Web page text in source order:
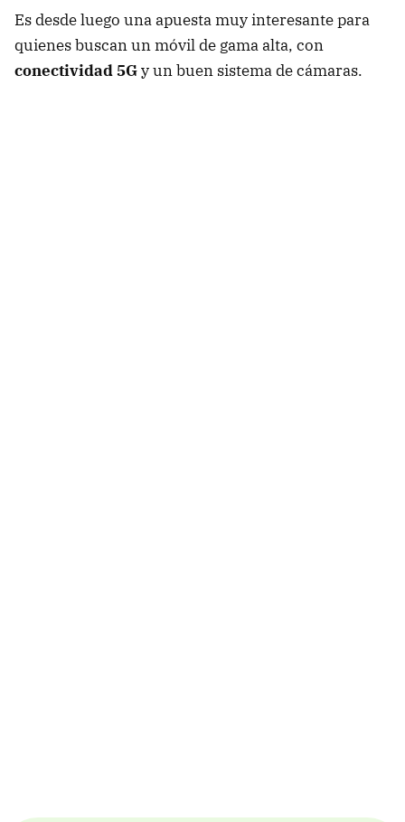
Es desde luego una apuesta muy interesante para
quienes buscan un móvil de gama alta, con
conectividad 5Gy un buen sistema de cámaras.